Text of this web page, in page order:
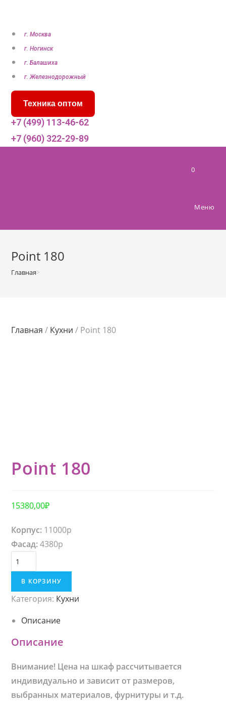
д
г. Москва
г. Ногинск
г. Балашиха
г. Железнодорожный
Техника оптом
+7 (499) 113-46-62
+7 (960) 322-29-89
0
Меню
Point 180
Главная>
Главная / Кухни / Point 180
Point 180
15380,00₽
Корпус: 11000р
Фасад:4380р
К
о
и
с
в
о
P
В КОРЗИНУ
Категория: Кухни
Описание
Описание
Внимание! Цена на шкаф рассчитывается
индивидуально и зависит от размеров,
выбранных материалов, фурнитуры и т.д.